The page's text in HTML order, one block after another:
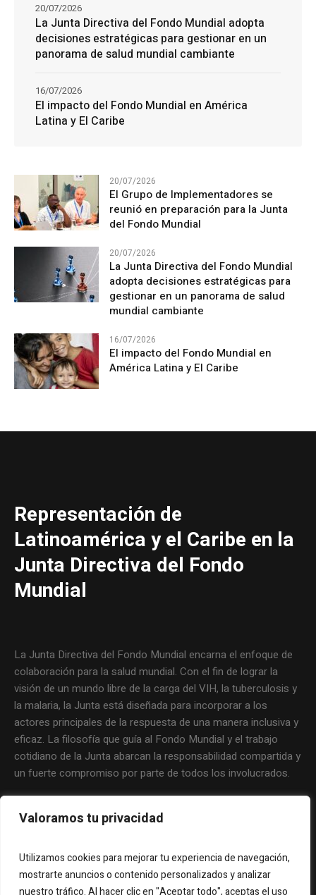
Valoramos tu privacidad
Utilizamos cookies para mejorar tu experiencia de navegación,
mostrarte anuncios o contenido personalizados y analizar
nuestro tráfico. Al hacer clic en "Aceptar todo", aceptas el uso
La Junta Directiva del Fondo Mundial adopta
decisiones estratégicas para gestionar en un
panorama de salud mundial cambiante
20/07/2026
El impacto del Fondo Mundial en América
Latina y El Caribe
16/07/2026
20/07/2026
El Grupo de Implementadores se
reunió en preparación para la Junta
del Fondo Mundial
20/07/2026
La Junta Directiva del Fondo Mundial
adopta decisiones estratégicas para
gestionar en un panorama de salud
mundial cambiante
16/07/2026
El impacto del Fondo Mundial en
América Latina y El Caribe
Representación de
Latinoamérica y el Caribe en la
Junta Directiva del Fondo
Mundial
La Junta Directiva del Fondo Mundial encarna el enfoque de
colaboración para la salud mundial. Con el fin de lograr la
visión de un mundo libre de la carga del VIH, la tuberculosis y
la malaria, la Junta está diseñada para incorporar a los
actores principales de la respuesta de una manera inclusiva y
eficaz. La filosofía que guía al Fondo Mundial y el trabajo
cotidiano de la Junta abarcan la responsabilidad compartida y
un fuerte compromiso por parte de todos los involucrados.